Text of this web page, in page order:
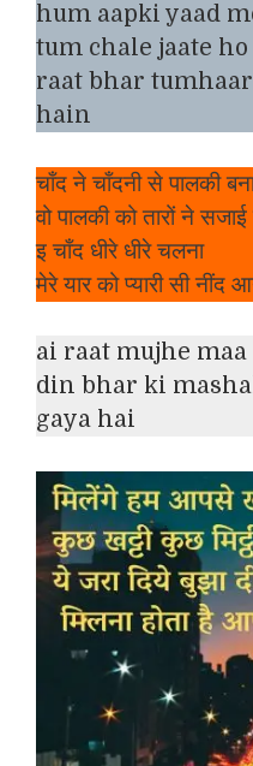
hum aapki yaad
tum chale jaate
raat bhar
hain
चाँद ने चाँदनी से पालकी
वो पालकी को तारों ने सजाई
इ चाँद धीरे धीरे चलना
मेरे यार को प्यारी सी नींद
ai raat mujhe
din bhar ki
gaya hai